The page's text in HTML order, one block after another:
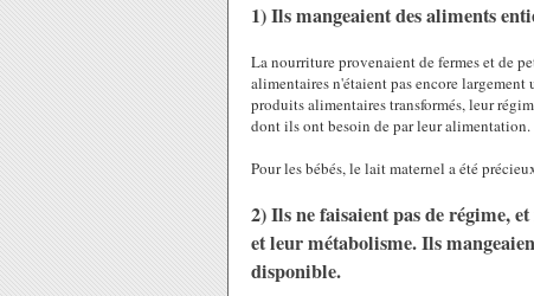
1) Ils mangeaient des aliments
La nourriture provenaient de fermes et de
alimentaires n'étaient pas encore
produits alimentaires transformés, leur
dont ils ont besoin de par leur alimentation.
Pour les bébés, le lait maternel a été
2) Ils ne faisaient pas de régime,
et leur métabolisme. Ils
disponible.